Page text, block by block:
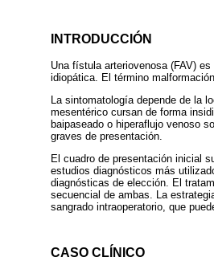
INTRODUCCIÓN
Una fístula arteriovenosa (FAV)
idiopática. El término
La sintomatología depende de la
mesentérico cursan de forma
baipaseado o hiperaflujo venoso
graves de presentación.
El cuadro de presentación inicial
estudios diagnósticos más
diagnósticas de elección. El
secuencial de ambas. La
sangrado intraoperatorio, que
CASO CLÍNICO